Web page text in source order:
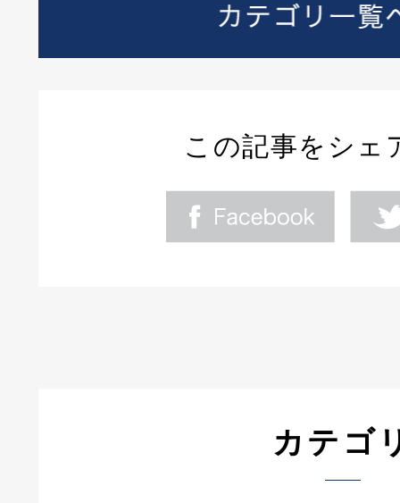
この記事をシェ
カテゴ